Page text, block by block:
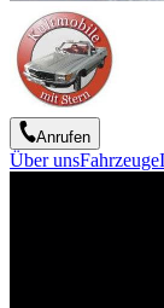
Anrufen
Über unsFahrzeuge